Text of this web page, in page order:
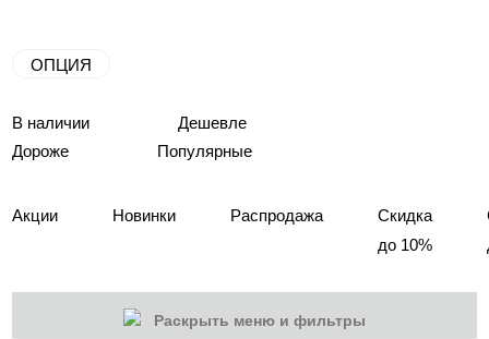
ОПЦИЯ
В наличии
Дешевле
Дороже
Популярные
Акции Новинки Распродажа
Скидка
до 10%
Раскрыть меню и фильтры